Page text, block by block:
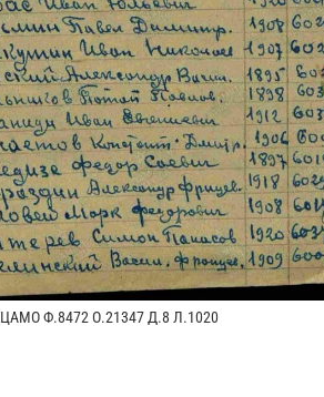
ЦАМО Ф.8472 О.21347 Д.8 Л.1020